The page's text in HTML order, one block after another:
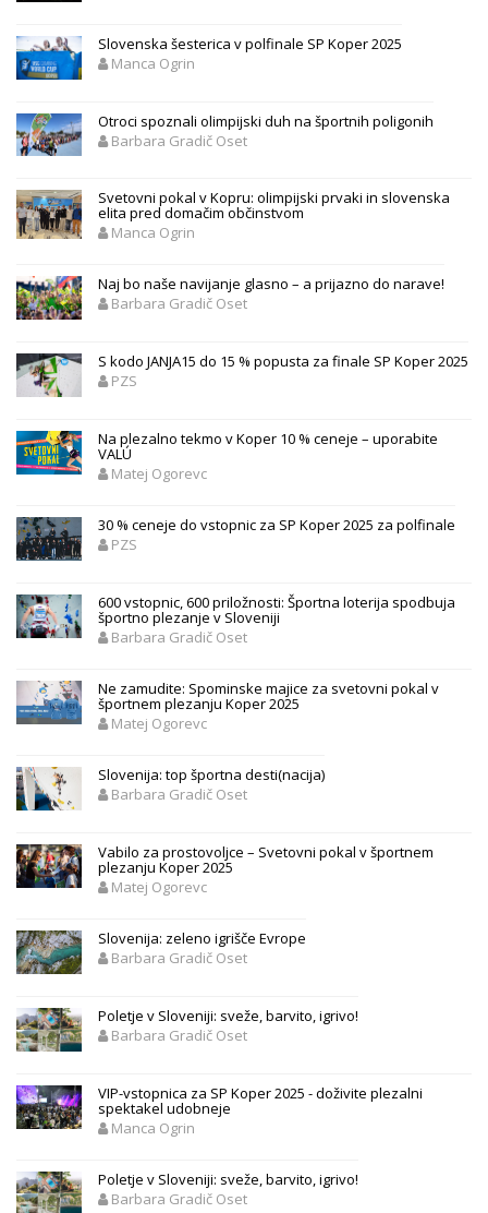
Slovenska šesterica v polfinale SP Koper 2025
Manca Ogrin
Otroci spoznali olimpijski duh na športnih poligonih
Barbara Gradič Oset
Svetovni pokal v Kopru: olimpijski prvaki in slovenska
elita pred domačim občinstvom
Manca Ogrin
Naj bo naše navijanje glasno – a prijazno do narave!
Barbara Gradič Oset
S kodo JANJA15 do 15 % popusta za finale SP Koper 2025
PZS
Na plezalno tekmo v Koper 10 % ceneje – uporabite
VALÚ
Matej Ogorevc
30 % ceneje do vstopnic za SP Koper 2025 za polfinale
PZS
600 vstopnic, 600 priložnosti: Športna loterija spodbuja
športno plezanje v Sloveniji
Barbara Gradič Oset
Ne zamudite: Spominske majice za svetovni pokal v
športnem plezanju Koper 2025
Matej Ogorevc
Slovenija: top športna desti(nacija)
Barbara Gradič Oset
Vabilo za prostovoljce – Svetovni pokal v športnem
plezanju Koper 2025
Matej Ogorevc
Slovenija: zeleno igrišče Evrope
Barbara Gradič Oset
Poletje v Sloveniji: sveže, barvito, igrivo!
Barbara Gradič Oset
VIP-vstopnica za SP Koper 2025 - doživite plezalni
spektakel udobneje
Manca Ogrin
Poletje v Sloveniji: sveže, barvito, igrivo!
Barbara Gradič Oset